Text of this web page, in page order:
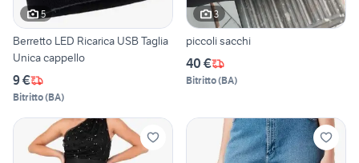
5
Berretto LED Ricarica USB Taglia
Unica cappello
9 €
Bitritto(BA)
3
piccoli sacchi
40 €
Bitritto(BA)